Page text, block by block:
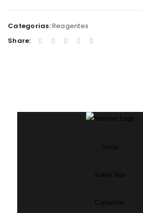
Categorias:Reagentes
Share:
Início
Sobre Nós
Contactos